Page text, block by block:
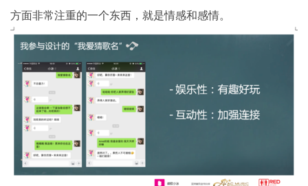
方面非常注重的一个东西，就是情感和感情。